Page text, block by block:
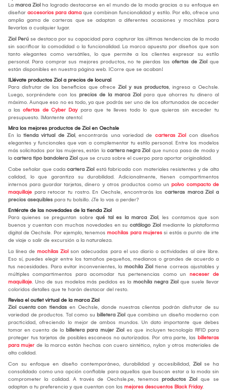
La marca Ziol ha logrado destacarse en el mundo de la moda gracias a su enfoque en
diseñar accesorios para dama que combinan funcionalidad y estilo. Por ello, ofrece una
amplia gama de carteras que se adaptan a diferentes ocasiones y mochilas para
llevarlas a cualquier lugar.
Ziol Perú se destaca por su capacidad para capturar las últimas tendencias de la moda
sin sacrificar la comodidad o la funcionalidad. La marca apuesta por diseños que son
tanto elegantes como versátiles, lo que permite a los clientes expresar su estilo
personal. Para comprar sus mejores productos, no te pierdas las ofertas de Ziol que
están disponibles en nuestra página web. ¡Corre que se acaban!
¡Llévate productos Ziol a precios de locura!
Para disfrutar de los beneficios que ofrece Ziol y sus productos, ingresa a Oechsle.
Luego, sorpréndete con los precios de la marca Ziol para que ahorres tu dinero al
máximo. Aunque eso no es todo, ya que podrás ser uno de los afortunados de acceder
a las ofertas de Cyber Daypara que te lleves todo lo que quieras sin exceder tu
presupuesto. ¡Mantente atento!
Mira los mejores productos de Ziol en Oechsle
En la tienda virtual de Ziol, encontrarás una variedad de carteras Ziol con diseños
elegantes y funcionales que van a complementar tu estilo personal. Entre los modelos
más solicitados por las mujeres, están la cartera negra Ziol que nunca pasa de moda y
la cartera tipo bandolera Ziol que se cruza sobre el cuerpo para aportar originalidad.
Cabe señalar que cada cartera Ziol está fabricada con materiales resistentes y de alta
calidad, lo que garantiza su durabilidad. Adicionalmente, tienen compartimentos
internos para guardar tarjetas, dinero y otros productos como un polvo compacto de
maquillaje para retocar tu rostro. En Oechsle, encontrarás las carteras marca Ziol a
precios asequibles para tu bolsillo. ¿Te lo vas a perder?
Entérate de las novedades de la tienda Ziol
Para quienes se preguntan sobre qué tal es la marca Ziol, les contamos que son
buenos y cuentan con muchas novedades en su catálogo Ziol mediante la plataforma
digital de Oechsle. Por ejemplo, tenemos mochilas para mujeres si estás a punto de irte
de viaje o salir de excursión a la naturaleza.
La línea de mochilas Ziol son adecuadas para el uso diario o actividades al aire libre.
Eso sí, puedes elegir entre los tamaños pequeños, medianos o grandes de acuerdo a
tus necesidades. Para evitar inconvenientes, la mochila Ziol tiene correas ajustables y
múltiples compartimentos para acomodar tus pertenencias como un neceser de
maquillaje. Uno de sus modelos más pedidos es la mochila negra Ziol que suele llevar
coloridos detalles que te harán destacar del resto.
Revisa el outlet virtual de la marca Ziol
Ziol cuenta con tiendas en Oechsle, donde nuestras clientas podrán disfrutar de su
variedad de productos. Tal como su billetera Ziol que combina un diseño moderno con
practicidad, ofreciendo lo mejor de ambos mundos. Un dato importante que debes
tomar en cuenta de la billetera para mujer Ziol es que incluyen tecnología RFID para
proteger tus tarjetas de posibles escaneos no autorizados. Por otra parte, las billeteras
para mujer de la marca están hechas con cuero sintético, nylon y otros materiales de
alta calidad.
Con su enfoque en diseño contemporáneo, durabilidad y accesibilidad, Ziol se ha
consolidado como una opción confiable para aquellos que buscan estar a la moda sin
comprometer la calidad. A través de Oechsle.pe, tenemos productos Ziol que se
adaptan a tu preferencia y que cuentan con los mejores descuentos Black Friday.